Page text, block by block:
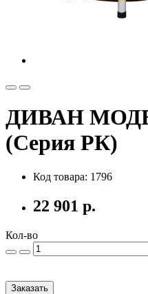
ДИВАН
(Серия РК)
Код товара: 1796
22 901 р.
Кол-во
Заказать